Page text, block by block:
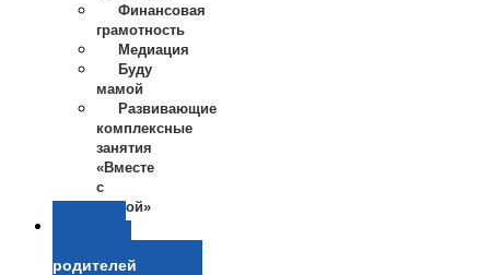
Финансовая
грамотность
Медиация
Буду
мамой
Развивающие
комплексные
занятия
«Вместе
с
мамой»
родителей